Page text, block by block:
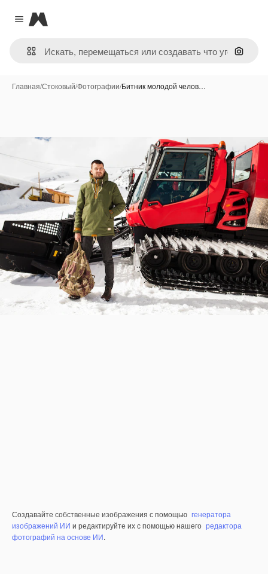
Close menu
Magnific
Поиск
Главная/Стоковый/Фотографии/Битник молодой челов…
Создавайте собственные изображения с помощью генератора
изображений ИИ и редактируйте их с помощью нашего редактора
фотографий на основе ИИ.